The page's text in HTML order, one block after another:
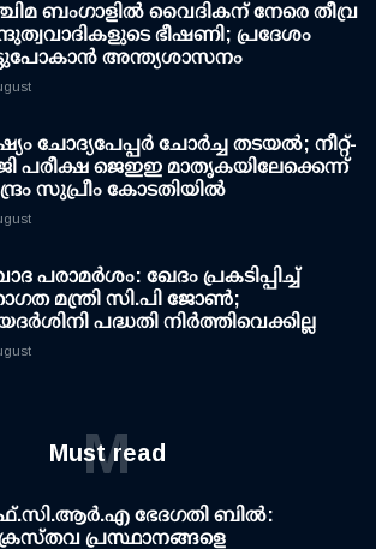
ബംഗാളിൽ വൈദികന് നേരെ തീവ്ര
ഭീഷണി; പ്രദേശം
അന്ത്യശാസനം
ചോദ്യപേപ്പര്‍ ചോര്‍ച്ച തടയല്‍; നീറ്റ്-
പരീക്ഷ ജെഇഇ മാതൃകയിലേക്കെന്ന്
സുപ്രീം കോടതിയില്‍
പരാമര്‍ശം: ഖേദം പ്രകടിപ്പിച്ച്
മന്ത്രി സി.പി ജോണ്‍;
പദ്ധതി നിര്‍ത്തിവെക്കില്ല
Must read
M
ഭേദഗതി ബില്‍:
പ്രസ്ഥാനങ്ങളെ